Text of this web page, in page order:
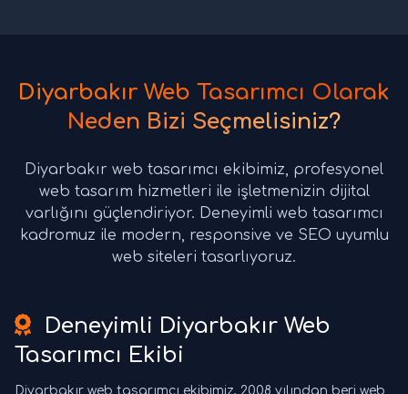
Diyarbakır Web Tasarımcı Olarak
Neden Bizi Seçmelisiniz?
Diyarbakır web tasarımcı ekibimiz, profesyonel
web tasarım hizmetleri ile işletmenizin dijital
varlığını güçlendiriyor. Deneyimli web tasarımcı
kadromuz ile modern, responsive ve SEO uyumlu
web siteleri tasarlıyoruz.
Deneyimli Diyarbakır Web
Tasarımcı Ekibi
Diyarbakır web tasarımcı ekibimiz, 2008 yılından beri web